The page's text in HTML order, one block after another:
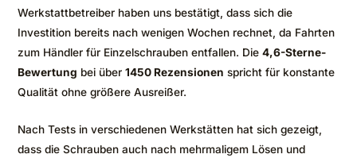
Werkstattbetreiber haben uns bestätigt, dass sich die
Investition bereits nach wenigen Wochen rechnet, da Fahrten
zum Händler für Einzelschrauben entfallen. Die 4,6-Sterne-
Bewertung bei über 1450 Rezensionen spricht für konstante
Qualität ohne größere Ausreißer.
Nach Tests in verschiedenen Werkstätten hat sich gezeigt,
dass die Schrauben auch nach mehrmaligem Lösen und